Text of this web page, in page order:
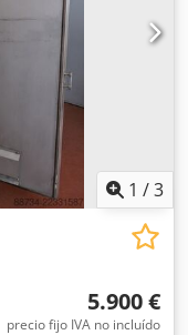
1 /3
5.900 €
precio fijo IVA no incluído